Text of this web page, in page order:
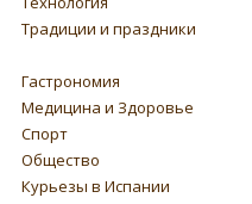
Традиции и праздники
Гастрономия
Медицина и Здоровье
Спорт
Общество
Курьезы в Испании